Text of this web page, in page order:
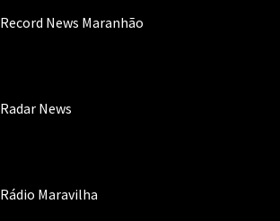
Record News Maranhão
Radar News
Rádio Maravilha